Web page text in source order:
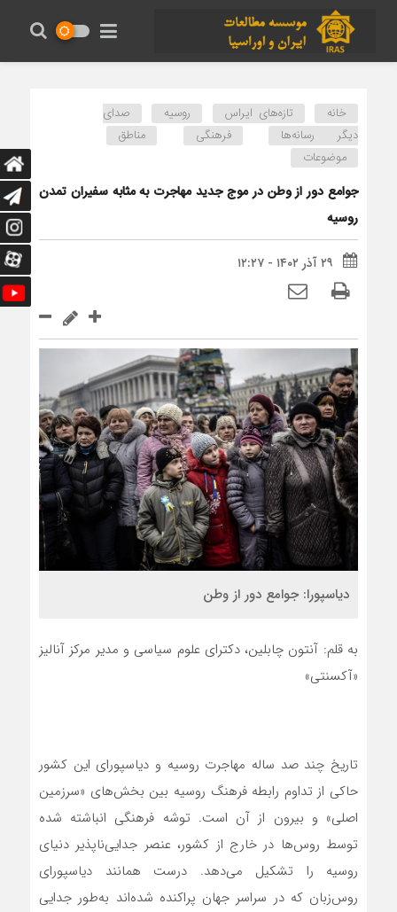
خانه تازه‌های ایراس روسیه
صدای
دیگر رسانه‌ها
فرهنگی
مناطق
موضوعات
جوامع دور از وطن در موج جدید مهاجرت به مثابه سفیران تمدن
روسیه
۲۹ آذر ۱۴۰۲ - ۱۲:۲۷
دیاسپورا: جوامع دور از وطن
به قلم: آنتون چابلین، دکترای علوم سیاسی و مدیر مرکز آنالیز
«آکسنتی»
تاریخ چند صد ساله مهاجرت روسیه و دیاسپورای این کشور
حاکی از تداوم رابطه فرهنگ روسیه بین بخش‌های «سرزمین
اصلی» و بیرون از آن است. توشه فرهنگی انباشته شده
توسط روس‌ها در خارج از کشور، عنصر جدایی‌ناپذیر دنیای
روسیه را تشکیل می‌دهد. درست همانند دیاسپورای
روس‌زبان که در سراسر جهان پراکنده شده‌اند به‌طور جدایی